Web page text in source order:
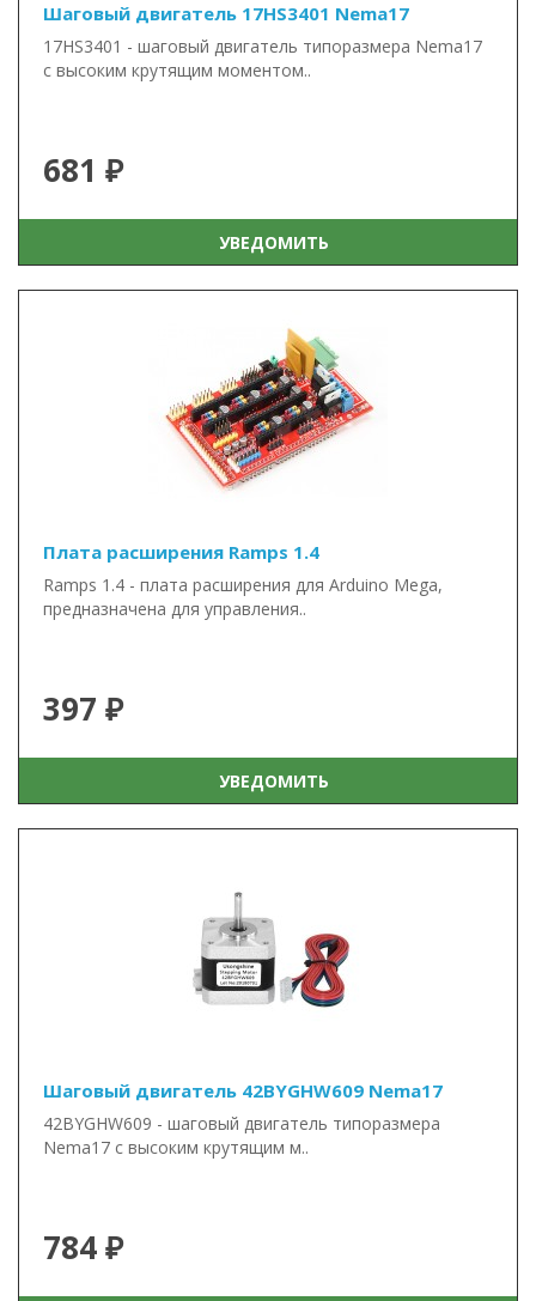
Шаговый двигатель 17HS3401 Nema17
17HS3401 - шаговый двигатель типоразмера Nema17
с высоким крутящим моментом..
681 ₽
УВЕДОМИТЬ
Плата расширения Ramps 1.4
Ramps 1.4 - плата расширения для Arduino Mega,
предназначена для управления..
397 ₽
УВЕДОМИТЬ
Шаговый двигатель 42BYGHW609 Nema17
42BYGHW609 - шаговый двигатель типоразмера
Nema17 с высоким крутящим м..
784 ₽